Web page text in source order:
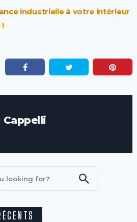
industrielle à votre intérieur
Cappelli